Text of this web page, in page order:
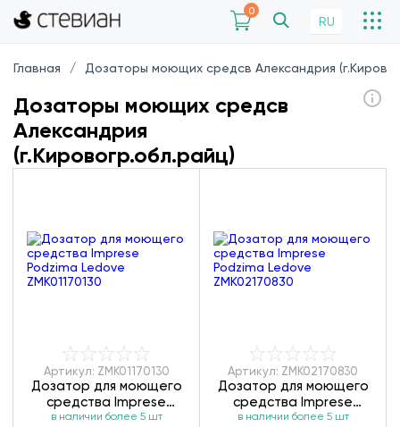
0
RU
Главная Дозаторы моющих средсв Александрия
Дозаторы моющих средсв
Александрия
(г.Кировогр.обл.райц)
Артикул: ZMK01170130
Дозатор для моющего
средства Imprese
Podzima Ledove
в наличии более 5 шт
Артикул: ZMK02170830
Дозатор для моющего
средства Imprese
Podzima Ledove
в наличии более 5 шт